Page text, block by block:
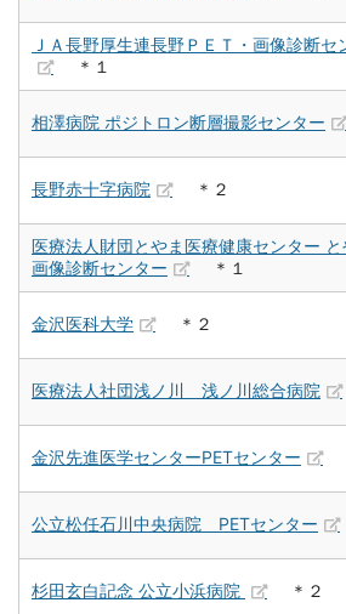
ＪＡ長野厚生連長野ＰＥＴ・画像診断セ
＊１
相澤病院 ポジトロン断層撮影センター
長野赤十字病院 ＊２
医療法人財団とやま医療健康センター と
画像診断センター
＊１
金沢医科大学 ＊２
医療法人社団浅ノ川 浅ノ川総合病院
金沢先進医学センターPETセンター
公立松任石川中央病院 PETセンター
杉田玄白記念 公立小浜病院 ＊２